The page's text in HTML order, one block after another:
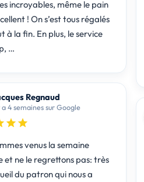
incroyables, même le pain
! On s’est tous régalés
à la fin. En plus, le service
…
Regnaud
a 4 semaines sur Google
venus la semaine
et ne le regrettons pas: très
du patron qui nous a